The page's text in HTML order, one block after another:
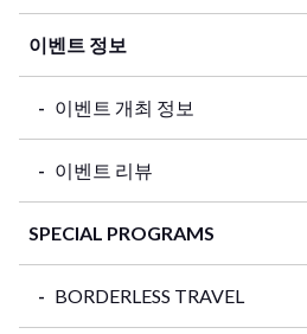
이벤트 정보
이벤트 개최 정보
이벤트 리뷰
SPECIAL PROGRAMS
BORDERLESS TRAVEL